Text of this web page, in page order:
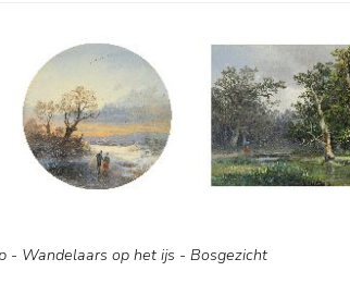
- Wandelaars op het ijs - Bosgezicht